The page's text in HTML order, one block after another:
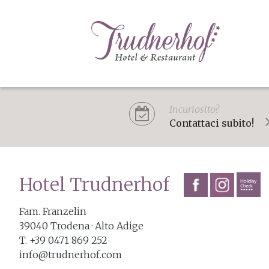
Incuriosito?
Contattaci subito!
Hotel Trudnerhof
Fam. Franzelin
39040 Trodena· Alto Adige
T. +39 0471 869 252
info@trudnerhof.com